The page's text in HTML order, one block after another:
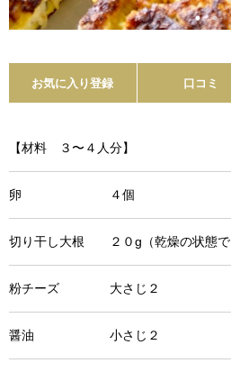
お気に入り登録 口コミ
【材料 ３〜４人分】
卵 ４個
切り干し大根 ２０g（乾燥の状態で
粉チーズ 大さじ２
醤油 小さじ２